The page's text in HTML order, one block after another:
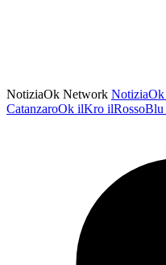
NotiziaOk Network NotiziaOk
CatanzaroOk ilKro ilRossoBlu